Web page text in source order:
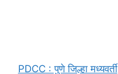
PDCC : पुणे जिल्हा मध्यवर्ती